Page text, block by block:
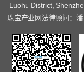
Luohu District,
珠宝产业网法律顾问：